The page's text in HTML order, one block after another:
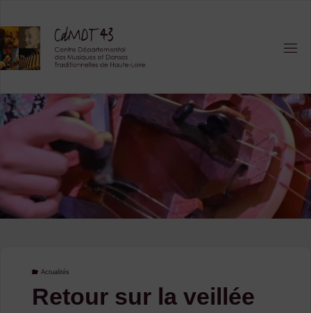
content
Actualités
Retour sur la veillée